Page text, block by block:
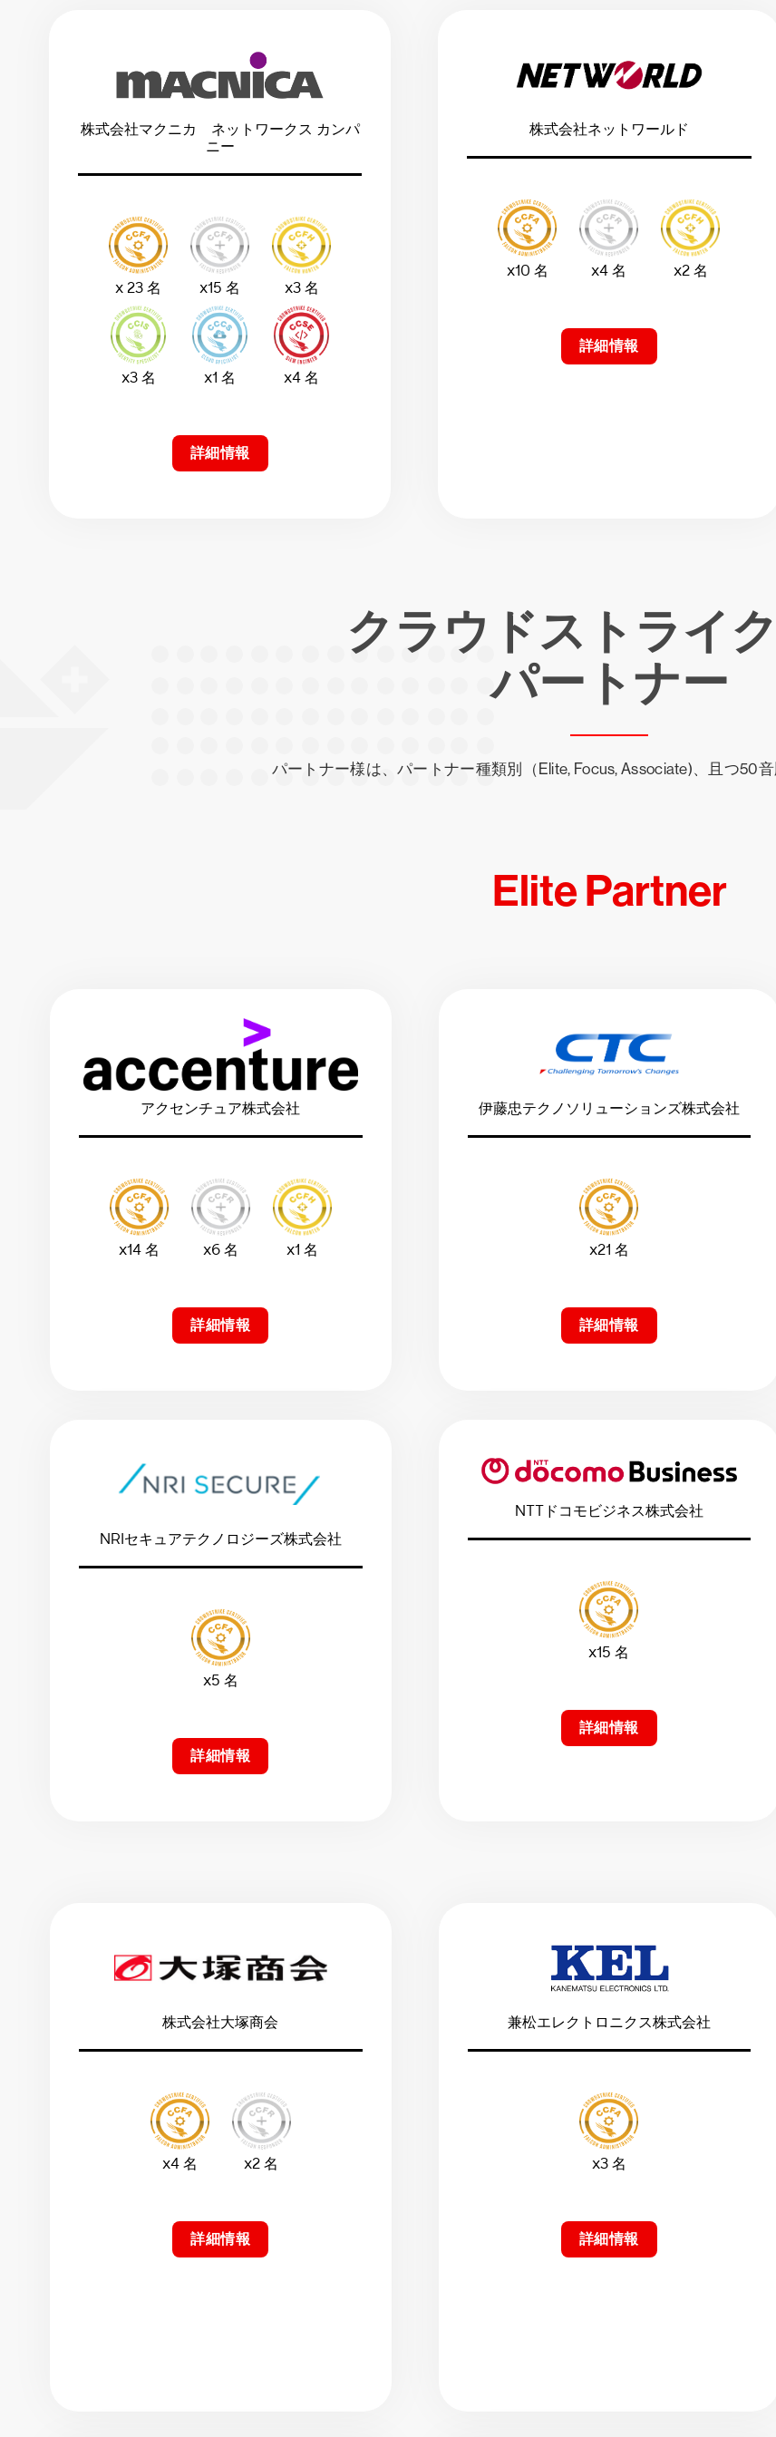
株式会社マクニカ ネットワークス カンパ
ニー
x 23 名 x15 名 x3 名
x3 名 x1 名 x4 名
詳細情報
株式会社ネットワールド
x10 名 x4 名 x2 名
詳細情報
クラウドストライ
パートナー
パートナー様は、パートナー種類別（Elite, Focus, Associate)、且つ50
Elite Partner
アクセンチュア株式会社
x14 名 x6 名 x1 名
詳細情報
伊藤忠テクノソリューションズ株式会社
x21 名
詳細情報
NRIセキュアテクノロジーズ株式会社
x5 名
詳細情報
NTTドコモビジネス株式会社
x15 名
詳細情報
株式会社大塚商会
x4 名 x2 名
詳細情報
兼松エレクトロニクス株式会社
x3 名
詳細情報